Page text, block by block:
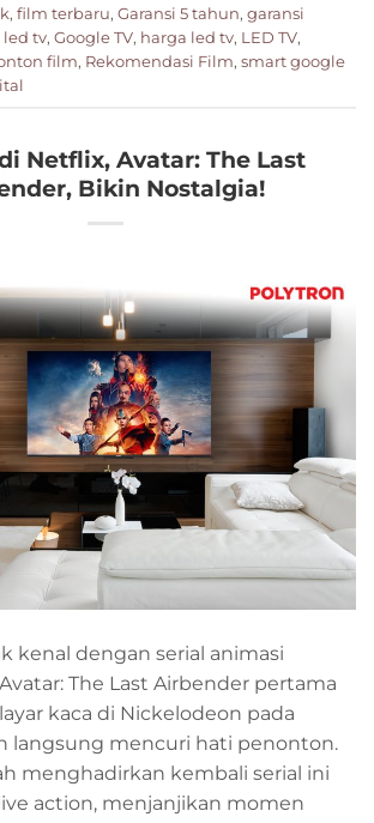
, film terbaru, Garansi 5 tahun, garansi
led tv, Google TV, harga led tv, LED TV,
film, Rekomendasi Film, smart google
Netflix, Avatar: The Last
Bikin Nostalgia!
kenal dengan serial animasi
The Last Airbender pertama
kaca di Nickelodeon pada
langsung mencuri hati penonton.
menghadirkan kembali serial ini
action, menjanjikan momen